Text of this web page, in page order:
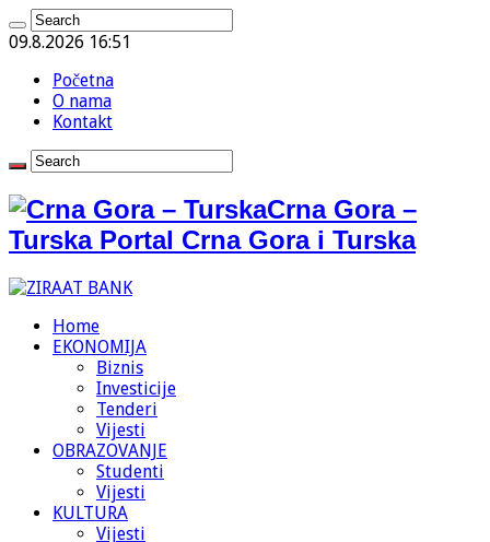
09.8.2026 16:51
Početna
O nama
Kontakt
Crna Gora –
Turska Portal Crna Gora i Turska
Home
EKONOMIJA
Biznis
Investicije
Tenderi
Vijesti
OBRAZOVANJE
Studenti
Vijesti
KULTURA
Vijesti